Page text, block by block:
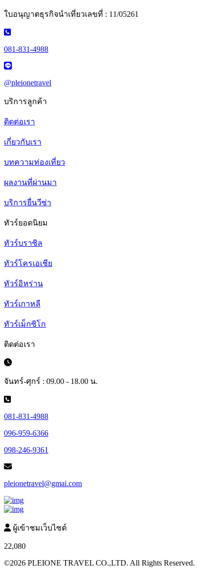
ใบอนุญาตธุรกิจนำเที่ยวเลขที่ : 11/05261
081-831-4988
@pleionetravel
บริการลูกค้า
ติดต่อเรา
เกี่ยวกับเรา
บทความท่องเที่ยว
ผลงานที่ผ่านมา
บริการยื่นวีซ่า
ทัวร์ยอดนิยม
ทัวร์บราซิล
ทัวร์โครเอเชีย
ทัวร์อิหร่าน
ทัวร์เกาหลี
ทัวร์เม็กซิโก
ติดต่อเรา
จันทร์-ศุกร์ : 09.00 - 18.00 น.
081-831-4988
096-959-6366
098-246-9361
pleionetravel@gmai.com
ผู้เข้าชมเว็บไซต์
22,080
©2026 PLEIONE TRAVEL CO.,LTD. All Rights Reserved.